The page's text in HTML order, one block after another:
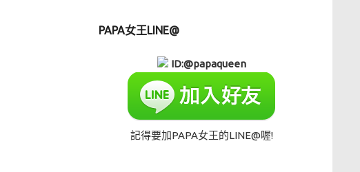
PAPA女王LINE@
ID:@papaqueen
記得要加PAPA女王的LINE@喔!